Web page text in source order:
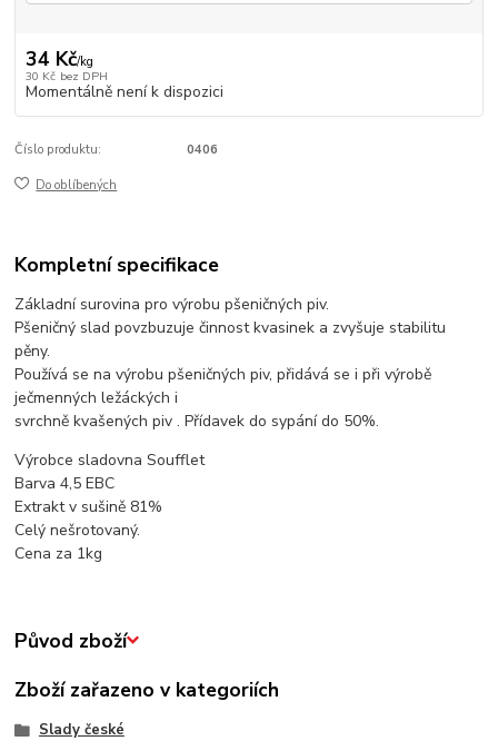
34 Kč/kg
30 Kč bez DPH
Momentálně není k dispozici
Číslo produktu: 0406
Do oblíbených
Kompletní specifikace
Základní surovina pro výrobu pšeničných piv.
Pšeničný slad povzbuzuje činnost kvasinek a zvyšuje stabilitu
pěny.
Používá se na výrobu pšeničných piv, přidává se i při výrobě
ječmenných ležáckých i
svrchně kvašených piv . Přídavek do sypání do 50%.
Výrobce sladovna Soufflet
Barva 4,5 EBC
Extrakt v sušině 81%
Celý nešrotovaný.
Cena za 1kg
Původ zboží
Zboží zařazeno v kategoriích
Slady české